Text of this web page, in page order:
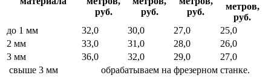
руб.
руб.
руб.
метров,
руб.
до 1 мм
32,0 30,0 27,0
25,0
2 мм
33,0 31,0 28,0
26,0
3 мм
36,0 32,0 29,0
27,0
свыше 3 мм
обрабатываем на фрезерном станке.